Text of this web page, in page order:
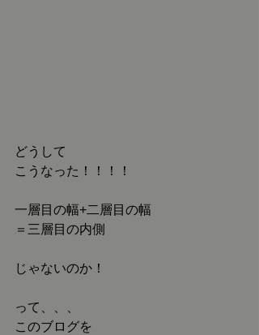
どうして
こうなった！！！！
一層目の幅+二層目の幅
＝三層目の内側
じゃないのか！
って、、、
このブログを